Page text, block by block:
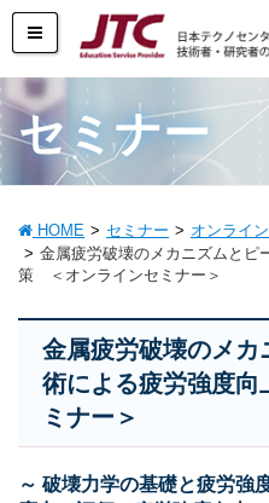
セミナー
HOME セミナー
オンライ
金属疲労破壊のメカニズムとピ
策 ＜オンラインセミナー＞
金属疲労破壊のメカ
術による疲労強度
ミナー＞
～ 破壊力学の基礎と疲労強